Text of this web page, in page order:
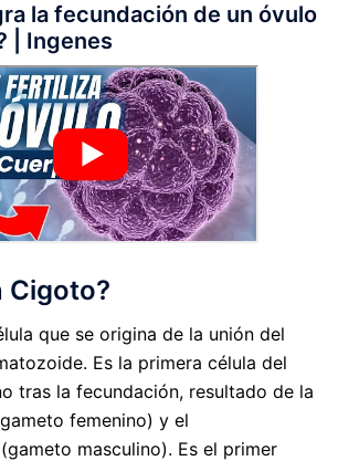
la fecundación de un óvulo
| Ingenes
Cigoto?
que se origina de la unión del
Es la primera célula del
tras la fecundación, resultado de la
femenino) y el
masculino). Es el primer